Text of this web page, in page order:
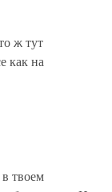
ж тут
как на
твоем